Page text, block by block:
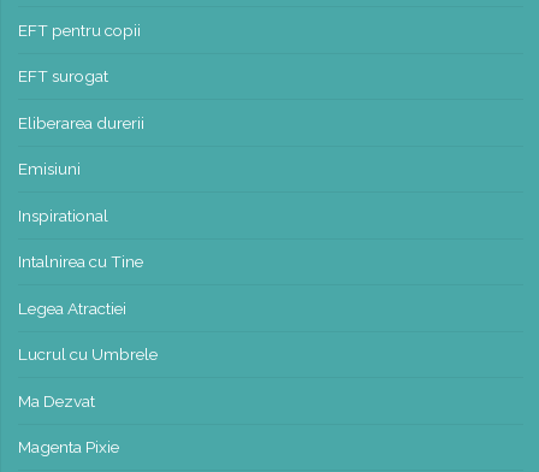
EFT pentru copii
EFT surogat
Eliberarea durerii
Emisiuni
Inspirational
Intalnirea cu Tine
Legea Atractiei
Lucrul cu Umbrele
Ma Dezvat
Magenta Pixie